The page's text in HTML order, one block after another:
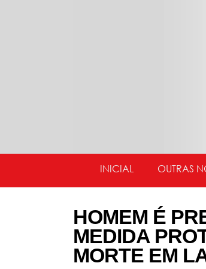
INICIAL OUTRAS
HOMEM É
MEDIDA
MORTE EM